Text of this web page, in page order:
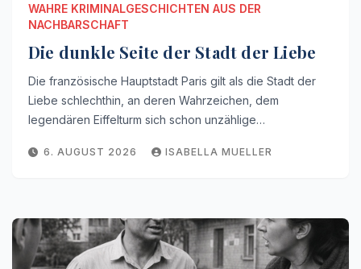
WAHRE KRIMINALGESCHICHTEN AUS DER
NACHBARSCHAFT
Die dunkle Seite der Stadt der Liebe
Die französische Hauptstadt Paris gilt als die Stadt der
Liebe schlechthin, an deren Wahrzeichen, dem
legendären Eiffelturm sich schon unzählige…
6. AUGUST 2026 ISABELLA MUELLER